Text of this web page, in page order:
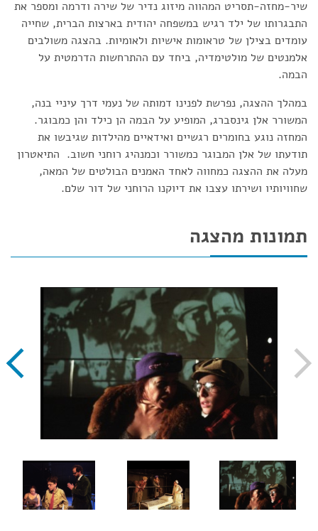
שיר-מחזה-תסריט המהווה מיזוג נדיר של שירה ודרמה ומספר את
התבגרותו של ילד רגיש במשפחה יהודית בארצות הברית, שחייה
עומדים בצילן של טראומות אישיות ולאומיות. בהצגה משולבים
אלמנטים של מולטימדיה, ביחד עם ההתרחשות הדרמטית על
הבמה.
במהלך ההצגה, נפרשת לפנינו דמותה של נעמי דרך עיניי בנה,
המשורר אלן גינסברג, המופיע על הבמה הן כילד והן כמבוגר.
המחזה נוגע בחומרים רגשיים ואידאיים מהילדות שגיבשו את
תודעתו של אלן המבוגר כמשורר וכמנהיג רוחני חשוב. התיאטרון
מעלה את ההצגה כמחווה לאחד האמנים הבולטים של המאה,
שחוויותיו ושירתו עצבו את דיוקנו הרוחני של דור שלם.
תמונות מהצגה